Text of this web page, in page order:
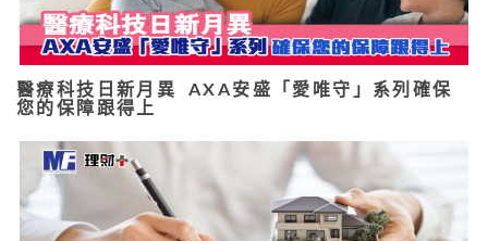
醫療科技日新月異 AXA安盛「愛唯守」系列確保
您的保障跟得上